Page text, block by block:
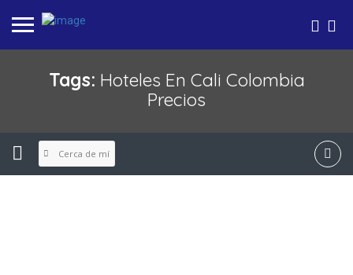
Tags: Hoteles En Cali Colombia
Precios
Cerca de mí